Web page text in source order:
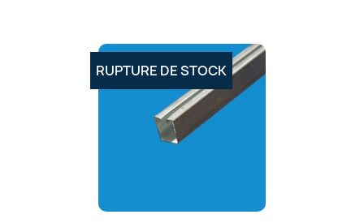
RUPTURE DE STOCK